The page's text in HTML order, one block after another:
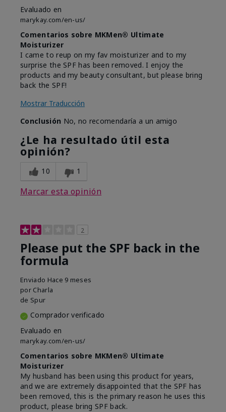
Evaluado en
marykay.com/en-us/
Comentarios sobre MKMen® Ultimate
Moisturizer
I came to reup on my fav moisturizer and to my
surprise the SPF has been removed. I enjoy the
products and my beauty consultant, but please bring
back the SPF!
Mostrar Traducción
Conclusión No, no recomendaría a un amigo
¿Le ha resultado útil esta
opinión?
10 1
Marcar esta opinión
2
Please put the SPF back in the
formula
Enviado Hace 9 meses
por Charla
de Spur
Comprador verificado
Evaluado en
marykay.com/en-us/
Comentarios sobre MKMen® Ultimate
Moisturizer
My husband has been using this product for years,
and we are extremely disappointed that the SPF has
been removed, this is the primary reason he uses this
product, please bring SPF back.